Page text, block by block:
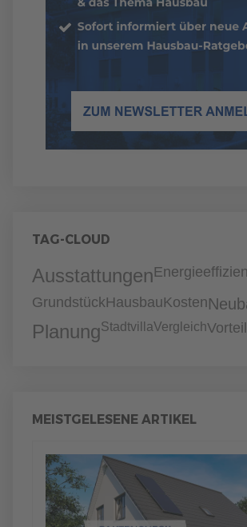
TAG-CLOUD
Ausstattungen
GrundstückHausbauKosten
PlanungStadtvillaVergleich
MEISTGELESENE ARTIKEL